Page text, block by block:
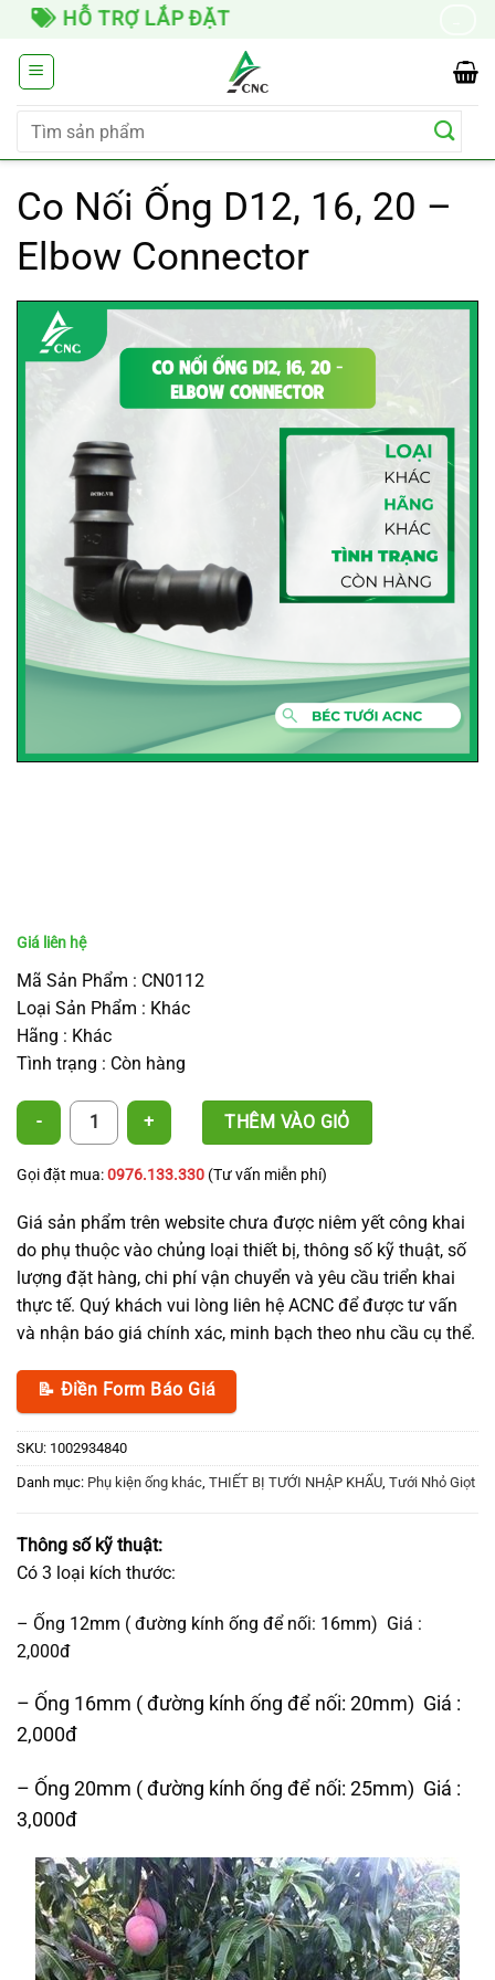
Chuyển
dung
GIAO HÀNG TOÀN QUỐC
Tìm
Co Nối Ống D12, 16, 20 –
Elbow Connector
Mã Sản Phẩm : CN0112
Loại Sản Phẩm : Khác
Hãng : Khác
Tình trạng : Còn hàng
Co nối ống D12, 16, 20 - Elbow Connector số lượng
THÊM VÀO GIỎ
Gọi đặt mua:0976.133.330 (Tư vấn miễn phí)
Giá sản phẩm trên website chưa được niêm yết công khai
do phụ thuộc vào chủng loại thiết bị, thông số kỹ thuật, số
lượng đặt hàng, chi phí vận chuyển và yêu cầu triển khai
thực tế. Quý khách vui lòng liên hệ ACNC để được tư vấn
và nhận báo giá chính xác, minh bạch theo nhu cầu cụ thể.
📝 Điền Form Báo Giá
SKU: 1002934840
Danh mục: Phụ kiện ống khác THIẾT BỊ TƯỚI NHẬP KHẨU Tưới Nhỏ Giọt
Thông số kỹ thuật:
Có 3 loại kích thước:
– Ống 12mm ( đường kính ống để nối: 16mm) Giá :
2,000đ
– Ống 16mm ( đường kính ống để nối: 20mm) Giá :
2,000đ
– Ống 20mm ( đường kính ống để nối: 25mm) Giá :
3,000đ